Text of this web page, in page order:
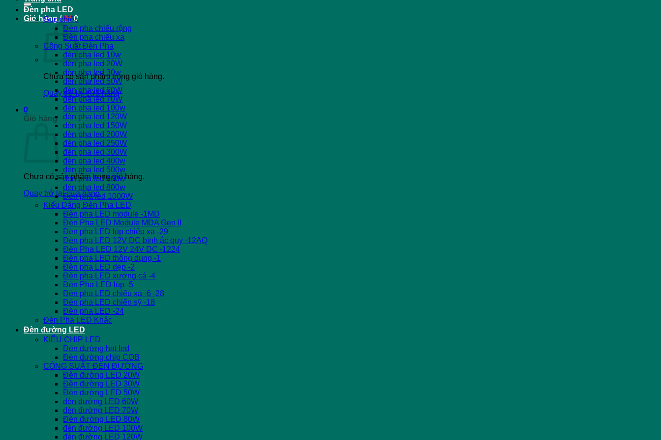
Giỏ hàng /0₫ 0
Chưa có sản phẩm trong giỏ hàng.
Quay trở lại cửa hàng
0
Giỏ hàng
Chưa có sản phẩm trong giỏ hàng.
Quay trở lại cửa hàng
Đèn pha LED
Góc chiếu
Đèn pha chiếu rộng
Đèn pha chiếu xa
Công Suất Đèn Pha
đèn pha led 10w
đèn pha led 20W
đèn pha led 30w
đèn pha led 50W
đèn pha led 60W
đèn pha led 70W
đèn pha led 100w
đèn pha led 120W
đèn pha led 150W
đèn pha led 200W
đèn pha led 250W
đèn pha led 300W
đèn pha led 400w
đèn pha led 500w
đèn pha led 600w
đèn pha led 800w
Đèn pha led 1000W
Kiểu Dáng Đèn Pha LED
Đèn pha LED module -1MD
Đèn Pha LED Module MDA Gen II
Đèn pha LED lúp chiếu xa -29
Đèn pha LED 12V DC bình ắc quy -12AQ
Đèn Pha LED 12V 24V DC -1224
Đèn pha LED thông dụng -1
Đèn pha LED dẹp -2
Đèn pha LED xương cá -4
Đèn Pha LED lúp -5
Đèn pha LED chiếu xa -6 -28
Đèn pha LED chiến sỹ -18
Đèn pha LED -24
Đèn Pha LED Khác
Đèn đường LED
KIỂU CHIP LED
Đèn đường hạt led
Đèn đường chip COB
CÔNG SUẤT ĐÈN ĐƯỜNG
Đèn đường LED 20W
Đèn đường LED 30W
Đèn đường LED 50W
đèn đường LED 60W
đèn đường LED 70W
Đèn đường LED 80W
đèn đường LED 100W
đèn đường LED 120W